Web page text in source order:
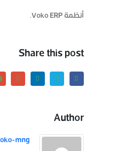
أنظمة Voko ERP.
Share this post
Author
mng